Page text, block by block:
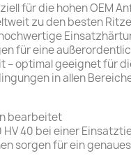
für die hohen OEM
zu den besten
für eine
– optimal geeignet für
in allen
bearbeitet
40 bei einer
sorgen für ein